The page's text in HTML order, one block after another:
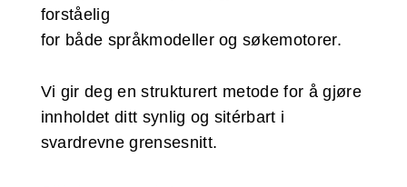
forståelig
for både språkmodeller og søkemotorer.
Vi gir deg en strukturert metode for å gjøre
innholdet ditt synlig og sitérbart i
svardrevne grensesnitt.